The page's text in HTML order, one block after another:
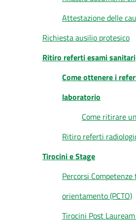
Attestazione delle
Richiesta ausilio protesico
Ritiro referti esami sanitari
Come ottenere i
laboratorio
Come ritirare
Ritiro referti
Tirocini e Stage
Percorsi
orientamento (PCTO)
Tirocini Post